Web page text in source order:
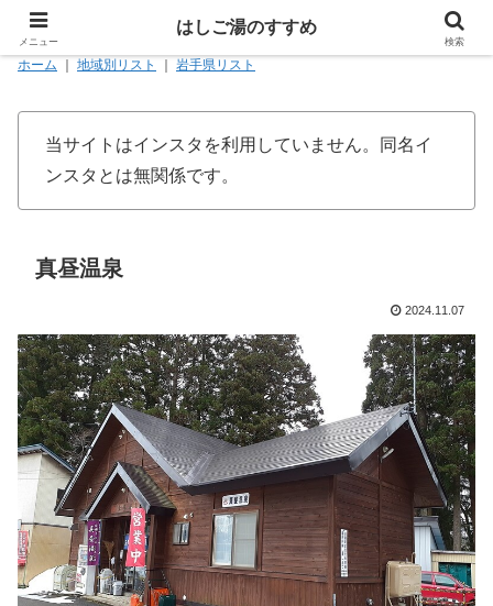
ホーム 地域別リスト 岩手県リスト
当サイトはインスタを利用していません。同名イ
ンスタとは無関係です。
真昼温泉
2024.11.07
メニュー
はしご湯のすすめ
検索